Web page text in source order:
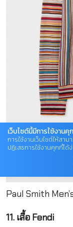
Paul Smith
11. เสื้อ Fendi
เว็บไซต์นี้มีการใช้งานคุ
การใช้งานเว็บไซต์ให้ส
ปฏิเสธการใช้งานคุกกี้ได้